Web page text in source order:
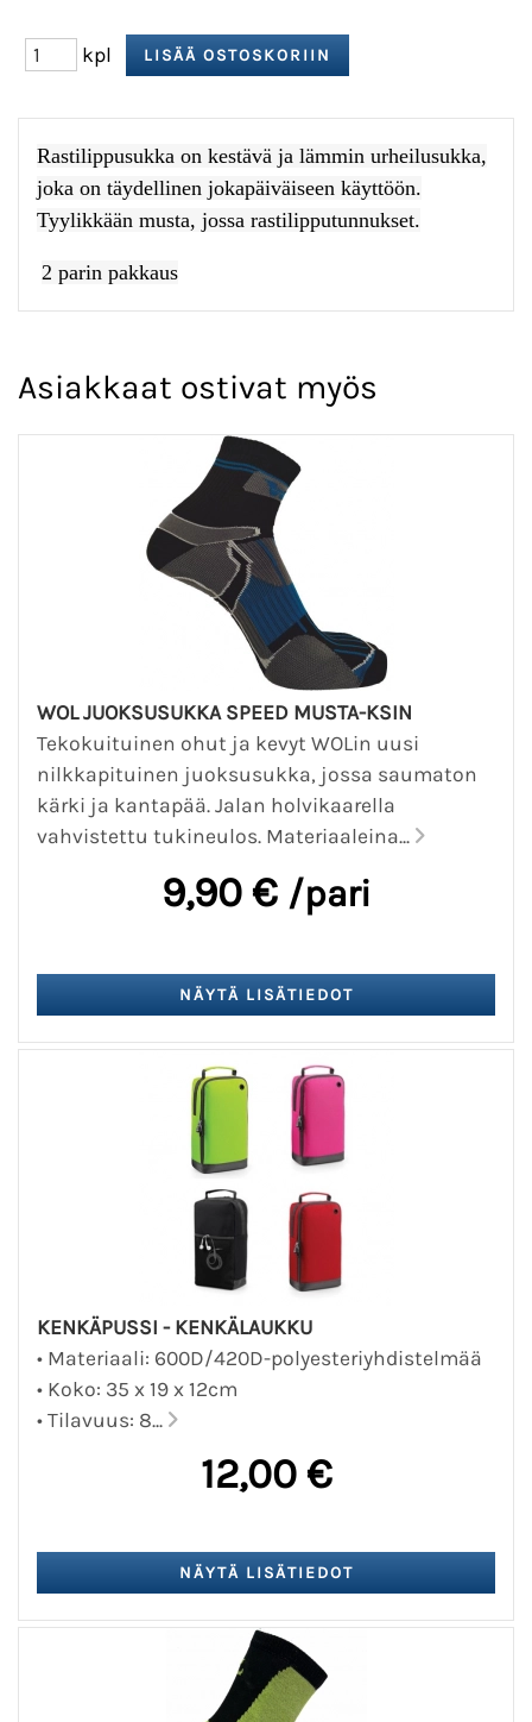
kpl
Rastilippusukka on kestävä ja lämmin urheilusukka,
joka on täydellinen jokapäiväiseen käyttöön.
Tyylikkään musta, jossa rastilipputunnukset.
2 parin pakkaus
Asiakkaat ostivat myös
WOL JUOKSUSUKKA SPEED MUSTA-KSIN
Tekokuituinen ohut ja kevyt WOLin uusi
nilkkapituinen juoksusukka, jossa saumaton
kärki ja kantapää. Jalan holvikaarella
vahvistettu tukineulos. Materiaaleina...
9,90 € /pari
KENKÄPUSSI - KENKÄLAUKKU
• Materiaali: 600D/420D-polyesteriyhdistelmää
• Koko: 35 x 19 x 12cm
• Tilavuus: 8...
12,00 €